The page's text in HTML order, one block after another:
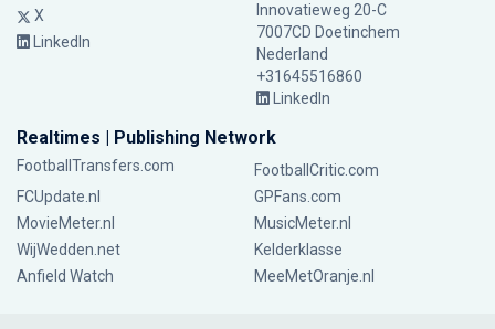
X
LinkedIn
Innovatieweg 20-C
7007CD Doetinchem
Nederland
+31645516860
LinkedIn
Realtimes | Publishing Network
FootballTransfers.com
FootballCritic.com
FCUpdate.nl
GPFans.com
MovieMeter.nl
MusicMeter.nl
WijWedden.net
Kelderklasse
Anfield Watch
MeeMetOranje.nl